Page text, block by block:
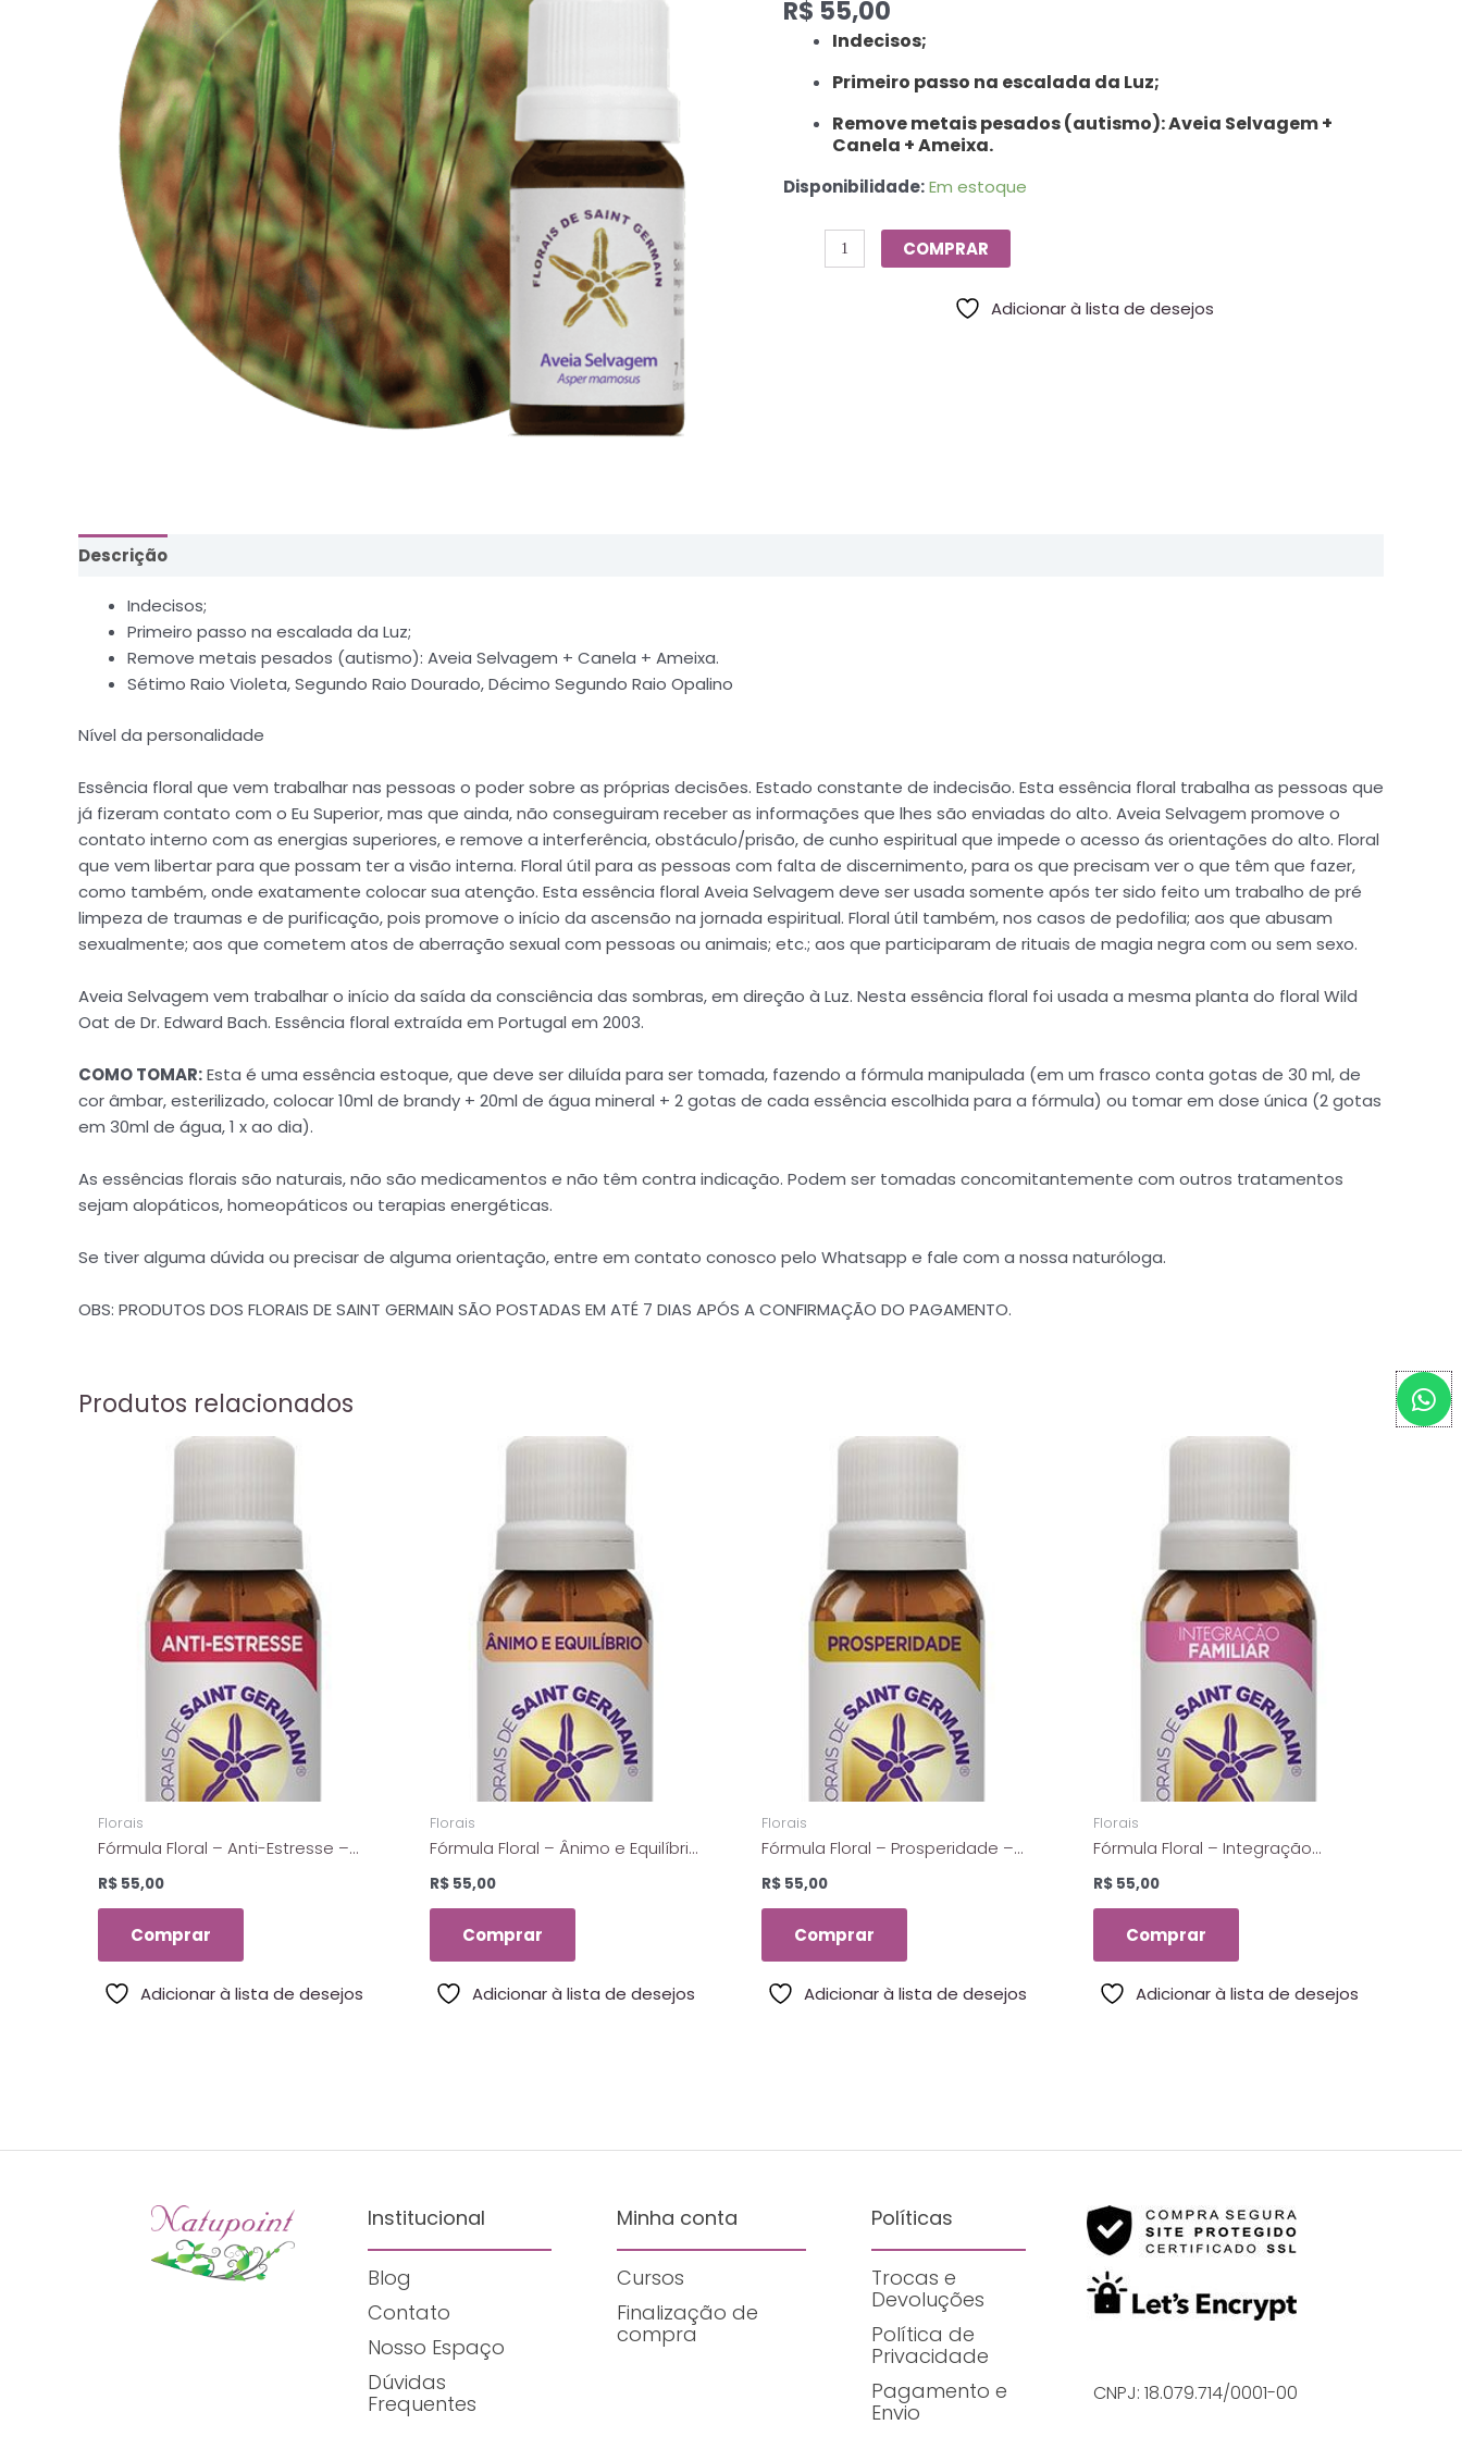
R$ 55,00
Indecisos;
Primeiro passo na escalada da Luz;
Remove metais pesados (autismo): Aveia Selvagem +
Canela + Ameixa.
Disponibilidade:Em estoque
Florais
Germain
COMPRAR
Adicionar à lista de desejos
Descrição
Indecisos;
Primeiro passo na escalada da Luz;
Remove metais pesados (autismo): Aveia Selvagem + Canela + Ameixa.
Sétimo Raio Violeta, Segundo Raio Dourado, Décimo Segundo Raio Opalino
Nível da personalidade
Essência floral que vem trabalhar nas pessoas o poder sobre as próprias decisões. Estado constante de indecisão. Esta essência floral trabalha as pessoas que
já fizeram contato com o Eu Superior, mas que ainda, não conseguiram receber as informações que lhes são enviadas do alto. Aveia Selvagem promove o
contato interno com as energias superiores, e remove a interferência, obstáculo/prisão, de cunho espiritual que impede o acesso ás orientações do alto. Floral
que vem libertar para que possam ter a visão interna. Floral útil para as pessoas com falta de discernimento, para os que precisam ver o que têm que fazer,
como também, onde exatamente colocar sua atenção. Esta essência floral Aveia Selvagem deve ser usada somente após ter sido feito um trabalho de pré
limpeza de traumas e de purificação, pois promove o início da ascensão na jornada espiritual. Floral útil também, nos casos de pedofilia; aos que abusam
sexualmente; aos que cometem atos de aberração sexual com pessoas ou animais; etc.; aos que participaram de rituais de magia negra com ou sem sexo.
Aveia Selvagem vem trabalhar o início da saída da consciência das sombras, em direção à Luz. Nesta essência floral foi usada a mesma planta do floral Wild
Oat de Dr. Edward Bach. Essência floral extraída em Portugal em 2003.
COMO TOMAR:Esta é uma essência estoque, que deve ser diluída para ser tomada, fazendo a fórmula manipulada (em um frasco conta gotas de 30 ml, de
cor âmbar, esterilizado, colocar 10ml de brandy + 20ml de água mineral + 2 gotas de cada essência escolhida para a fórmula) ou tomar em dose única (2 gotas
em 30ml de água, 1 x ao dia).
As essências florais são naturais, não são medicamentos e não têm contra indicação. Podem ser tomadas concomitantemente com outros tratamentos
sejam alopáticos, homeopáticos ou terapias energéticas.
Se tiver alguma dúvida ou precisar de alguma orientação, entre em contato conosco pelo Whatsapp e fale com a nossa naturóloga.
OBS: PRODUTOS DOS FLORAIS DE SAINT GERMAIN SÃO POSTADAS EM ATÉ 7 DIAS APÓS A CONFIRMAÇÃO DO PAGAMENTO.
Produtos relacionados
Florais
Fórmula Floral – Anti-Estresse –
R$ 55,00
Comprar
Adicionar à lista de desejos
Florais
Fórmula Floral – Ânimo e Equilíbrio
R$ 55,00
Comprar
Adicionar à lista de desejos
Florais
Fórmula Floral – Prosperidade –
R$ 55,00
Comprar
Adicionar à lista de desejos
Florais
Fórmula Floral – Integração
Germain – 10 ml
R$ 55,00
Comprar
Adicionar à lista de desejos
Institucional
Blog
Contato
Nosso Espaço
Dúvidas
Frequentes
Minha conta
Cursos
Finalização de
compra
Políticas
Trocas e
Devoluções
Política de
Privacidade
Pagamento e
Envio
CNPJ: 18.079.714/0001-00
W
h
a